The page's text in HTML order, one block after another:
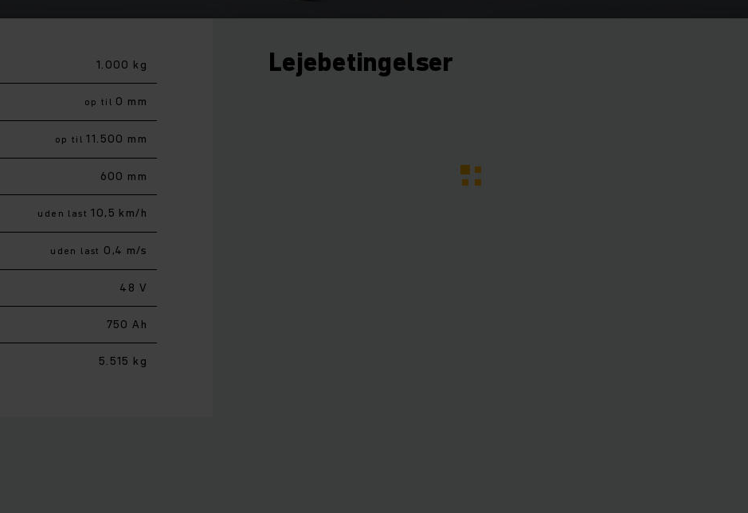
1.000 kg
op til 0 mm
op til 11.500 mm
600 mm
uden last 10,5 km/h
uden last 0,4 m/s
48 V
750 Ah
5.515 kg
Lejebetingelser